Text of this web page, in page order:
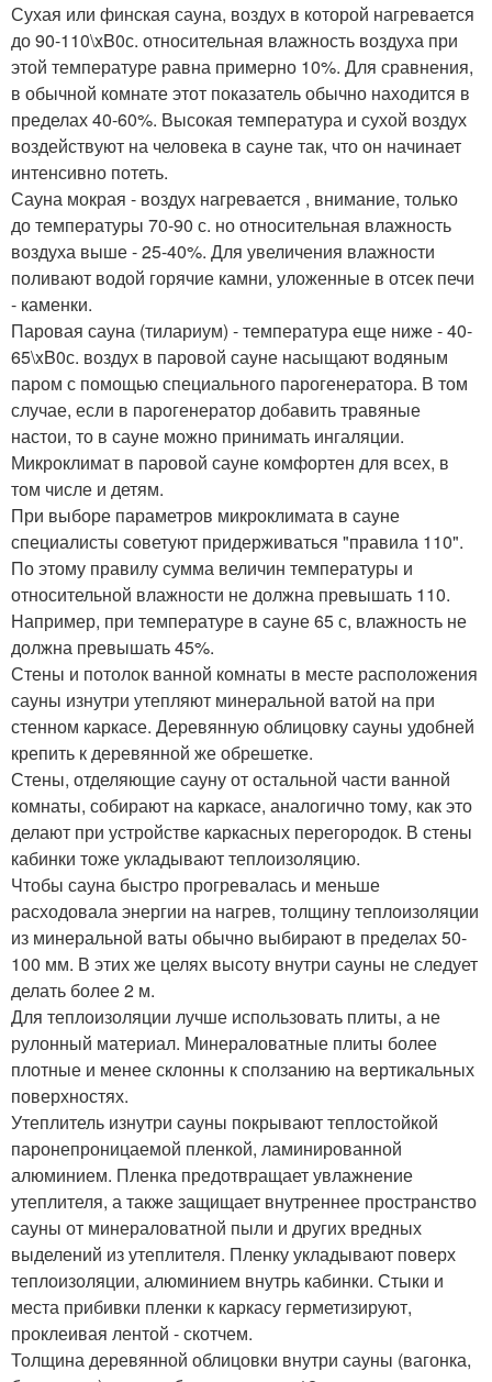
Сухая или финская сауна, воздух в которой нагревается
до 90-110\xB0с. относительная влажность воздуха при
этой температуре равна примерно 10%. Для сравнения,
в обычной комнате этот показатель обычно находится в
пределах 40-60%. Высокая температура и сухой воздух
воздействуют на человека в сауне так, что он начинает
интенсивно потеть.
Сауна мокрая - воздух нагревается , внимание, только
до температуры 70-90 с. но относительная влажность
воздуха выше - 25-40%. Для увеличения влажности
поливают водой горячие камни, уложенные в отсек печи
- каменки.
Паровая сауна (тилариум) - температура еще ниже - 40-
65\xB0с. воздух в паровой сауне насыщают водяным
паром с помощью специального парогенератора. В том
случае, если в парогенератор добавить травяные
настои, то в сауне можно принимать ингаляции.
Микроклимат в паровой сауне комфортен для всех, в
том числе и детям.
При выборе параметров микроклимата в сауне
специалисты советуют придерживаться "правила 110".
По этому правилу сумма величин температуры и
относительной влажности не должна превышать 110.
Например, при температуре в сауне 65 с, влажность не
должна превышать 45%.
Стены и потолок ванной комнаты в месте расположения
сауны изнутри утепляют минеральной ватой на при
стенном каркасе. Деревянную облицовку сауны удобней
крепить к деревянной же обрешетке.
Стены, отделяющие сауну от остальной части ванной
комнаты, собирают на каркасе, аналогично тому, как это
делают при устройстве каркасных перегородок. В стены
кабинки тоже укладывают теплоизоляцию.
Чтобы сауна быстро прогревалась и меньше
расходовала энергии на нагрев, толщину теплоизоляции
из минеральной ваты обычно выбирают в пределах 50-
100 мм. В этих же целях высоту внутри сауны не следует
делать более 2 м.
Для теплоизоляции лучше использовать плиты, а не
рулонный материал. Минераловатные плиты более
плотные и менее склонны к сползанию на вертикальных
поверхностях.
Утеплитель изнутри сауны покрывают теплостойкой
паронепроницаемой пленкой, ламинированной
алюминием. Пленка предотвращает увлажнение
утеплителя, а также защищает внутреннее пространство
сауны от минераловатной пыли и других вредных
выделений из утеплителя. Пленку укладывают поверх
теплоизоляции, алюминием внутрь кабинки. Стыки и
места прибивки пленки к каркасу герметизируют,
проклеивая лентой - скотчем.
Толщина деревянной облицовки внутри сауны (вагонка,